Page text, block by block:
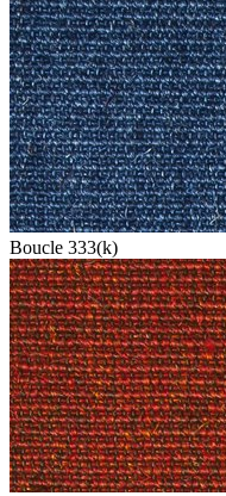
Boucle 333(k)